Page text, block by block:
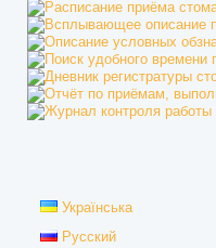
Українська
Русский